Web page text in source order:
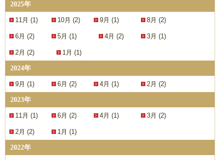
2025年
11月 (1) 10月 (2) 9月 (1) 8月 (2)
6月 (2) 5月 (1) 4月 (2) 3月 (1)
2月 (2) 1月 (1)
2024年
9月 (1) 6月 (2) 4月 (1) 2月 (2)
2023年
11月 (1) 6月 (2) 4月 (1) 3月 (2)
2月 (2) 1月 (1)
2022年